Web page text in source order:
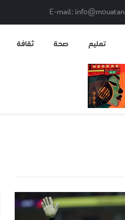
تعليم صحة ثقافة